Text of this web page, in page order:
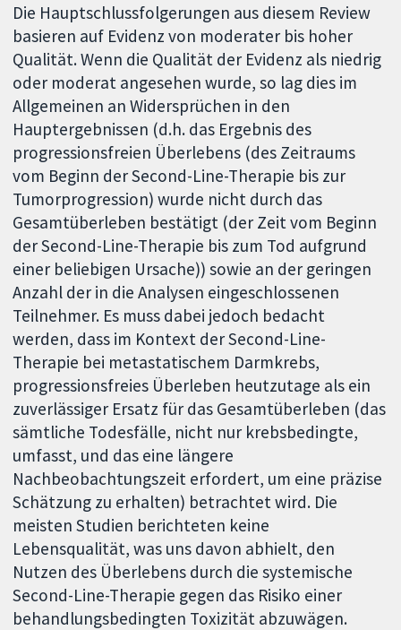
Die Hauptschlussfolgerungen aus diesem Review
basieren auf Evidenz von moderater bis hoher
Qualität. Wenn die Qualität der Evidenz als niedrig
oder moderat angesehen wurde, so lag dies im
Allgemeinen an Widersprüchen in den
Hauptergebnissen (d.h. das Ergebnis des
progressionsfreien Überlebens (des Zeitraums
vom Beginn der Second-Line-Therapie bis zur
Tumorprogression) wurde nicht durch das
Gesamtüberleben bestätigt (der Zeit vom Beginn
der Second-Line-Therapie bis zum Tod aufgrund
einer beliebigen Ursache)) sowie an der geringen
Anzahl der in die Analysen eingeschlossenen
Teilnehmer. Es muss dabei jedoch bedacht
werden, dass im Kontext der Second-Line-
Therapie bei metastatischem Darmkrebs,
progressionsfreies Überleben heutzutage als ein
zuverlässiger Ersatz für das Gesamtüberleben (das
sämtliche Todesfälle, nicht nur krebsbedingte,
umfasst, und das eine längere
Nachbeobachtungszeit erfordert, um eine präzise
Schätzung zu erhalten) betrachtet wird. Die
meisten Studien berichteten keine
Lebensqualität, was uns davon abhielt, den
Nutzen des Überlebens durch die systemische
Second-Line-Therapie gegen das Risiko einer
behandlungsbedingten Toxizität abzuwägen.